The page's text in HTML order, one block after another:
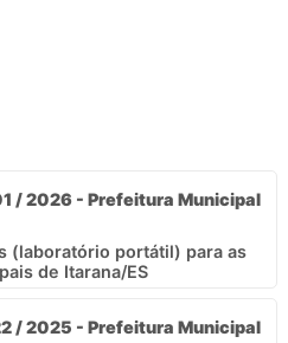
/ 2026 - Prefeitura Municipal
(laboratório portátil) para as
de Itarana/ES
/ 2025 - Prefeitura Municipal